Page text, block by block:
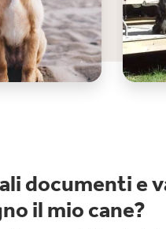
documenti e
il mio cane?